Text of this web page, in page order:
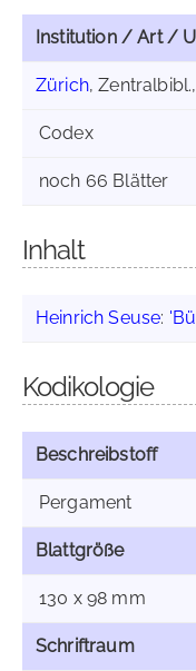
Institution / Art /
Zürich, Zentralbibl.,
Codex
noch 66 Blätter
Inhalt
Heinrich Seuse:
Kodikologie
Beschreibstoff
Pergament
Blattgröße
130 x 98 mm
Schriftraum